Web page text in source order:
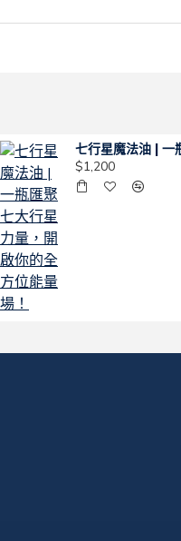
$1,200